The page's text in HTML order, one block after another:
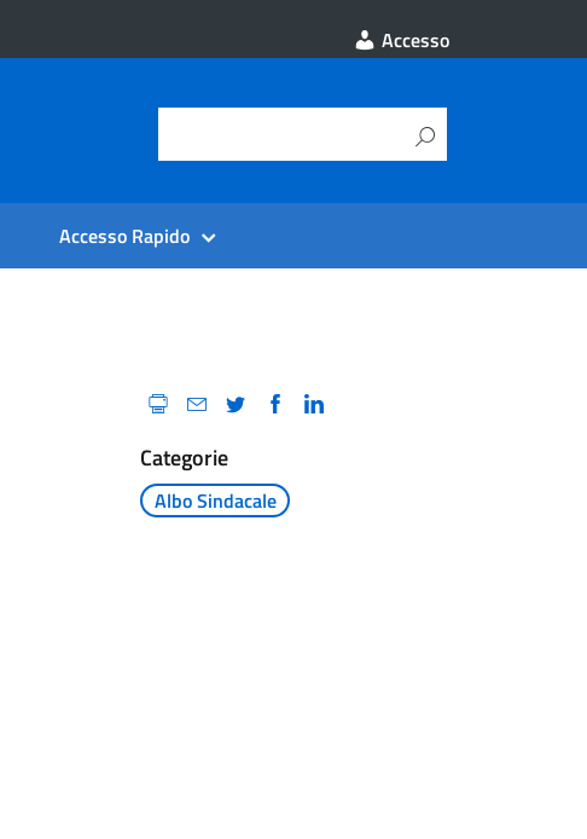
Accesso
Accesso Rapido
Categorie
Albo Sindacale